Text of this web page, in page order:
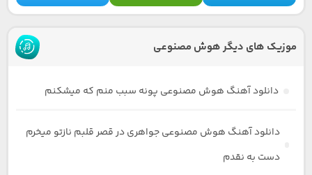
موزیک های دیگر هوش مصنوعی
دانلود آهنگ هوش مصنوعی پونه سبب منم که میشکنم
دانلود آهنگ هوش مصنوعی جواهری در قصر قلبم نازتو میخرم
دست به نقدم